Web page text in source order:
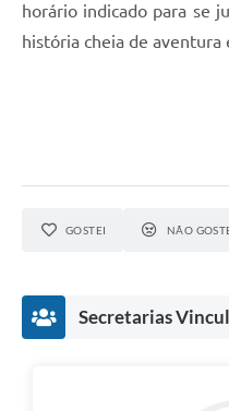
horário indicado para se
história cheia de aventura
GOSTEI NÃO
Secretarias